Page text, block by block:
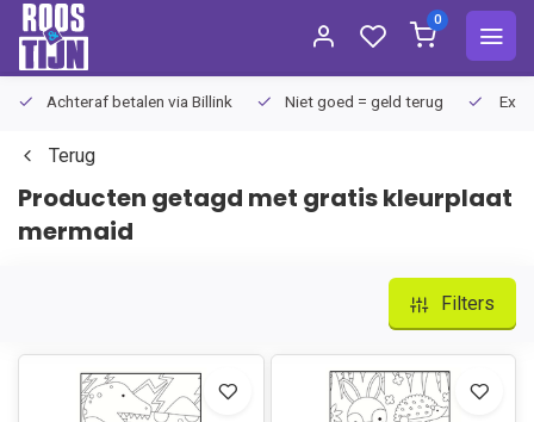
0
Achteraf betalen via Billink Niet goed = geld terug
Terug
Producten getagd met gratis kleurplaat
mermaid
Filters